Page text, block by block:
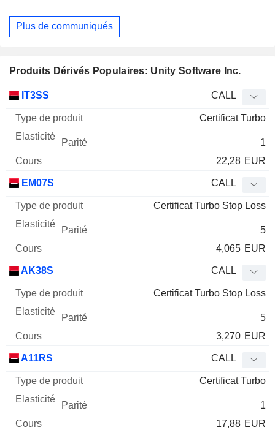
Plus de communiqués
Produits Dérivés Populaires: Unity Software Inc.
Mnemo Type produit
Cours
IT3SS CALL
Certificat Turbo
1
22,28 EUR
EM07S CALL
Certificat Turbo Stop Loss
5
4,065 EUR
AK38S CALL
Certificat Turbo Stop Loss
5
3,270 EUR
A11RS CALL
Certificat Turbo
1
17,88 EUR